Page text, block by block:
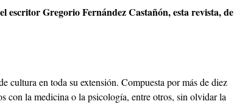
Gregorio Fernández Castañón, esta revista, de
cultura en toda su extensión. Compuesta por más de diez
con la medicina o la psicología, entre otros, sin olvidar la